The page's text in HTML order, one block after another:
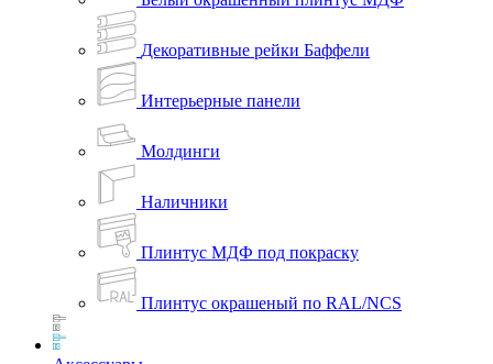
Декоративные рейки Баффели
Интерьерные панели
Молдинги
Наличники
Плинтус МДФ под покраску
Плинтус окрашеный по RAL/NCS